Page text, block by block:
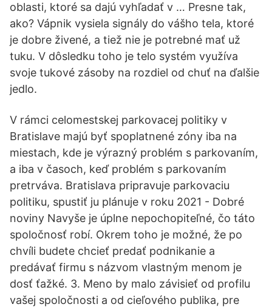
oblasti, ktoré sa dajú vyhľadať v … Presne tak,
ako? Vápnik vysiela signály do vášho tela, ktoré
je dobre živené, a tiež nie je potrebné mať už
tuku. V dôsledku toho je telo systém využíva
svoje tukové zásoby na rozdiel od chuť na ďalšie
jedlo.
V rámci celomestskej parkovacej politiky v
Bratislave majú byť spoplatnené zóny iba na
miestach, kde je výrazný problém s parkovaním,
a iba v časoch, keď problém s parkovaním
pretrváva. Bratislava pripravuje parkovaciu
politiku, spustiť ju plánuje v roku 2021 - Dobré
noviny Navyše je úplne nepochopiteľné, čo táto
spoločnosť robí. Okrem toho je možné, že po
chvíli budete chcieť predať podnikanie a
predávať firmu s názvom vlastným menom je
dosť ťažké. 3. Meno by malo závisieť od profilu
vašej spoločnosti a od cieľového publika, pre